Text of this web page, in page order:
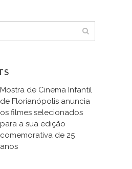
Mostra de Cinema Infantil
de Florianópolis anuncia
os filmes selecionados
para a sua edição
comemorativa de 25
anos